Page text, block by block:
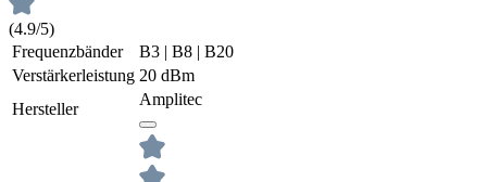
(4.9/5)
Frequenzbänder
B3 | B8 | B20
Verstärkerleistung 20 dBm
Hersteller
Amplitec